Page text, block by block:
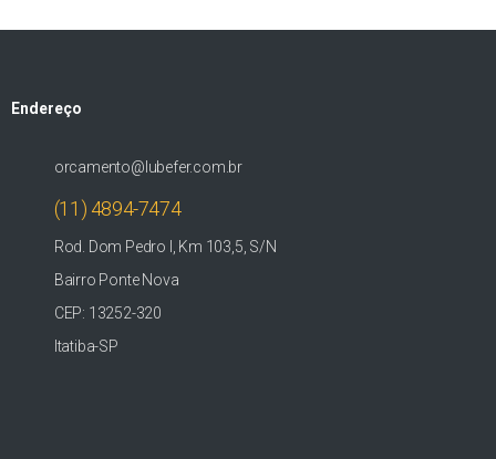
Endereço
orcamento@lubefer.com.br
(11) 4894-7474
Rod. Dom Pedro I, Km 103,5, S/N
Bairro Ponte Nova
CEP: 13252-320
Itatiba-SP